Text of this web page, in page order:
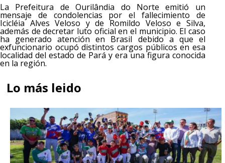
La Prefeitura de Ourilândia do Norte emitió un
mensaje de condolencias por el fallecimiento de
Icicléia Alves Veloso y de Romildo Veloso e Silva,
además de decretar luto oficial en el municipio. El caso
ha generado atención en Brasil debido a que el
exfuncionario ocupó distintos cargos públicos en esa
localidad del estado de Pará y era una figura conocida
en la región.
Lo más leido